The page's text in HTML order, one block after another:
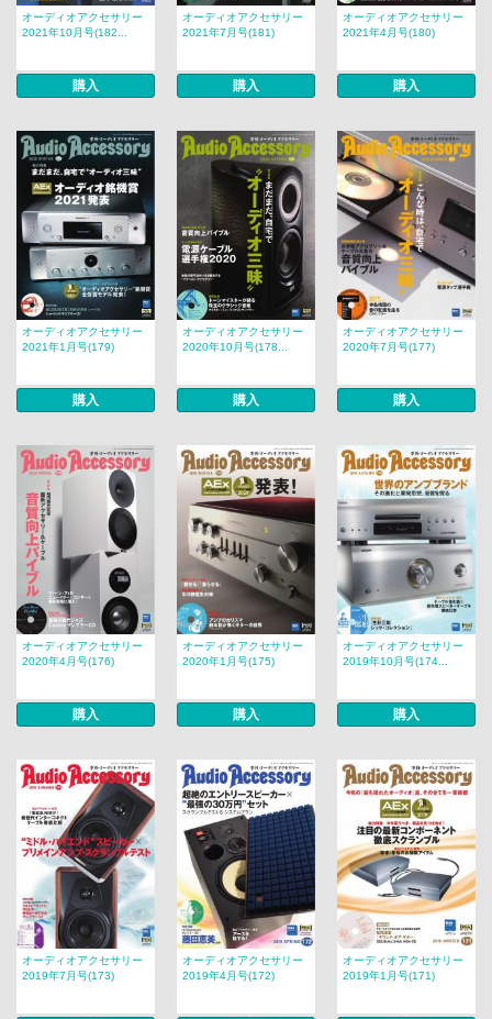
オーディオアクセサリー
2021年10月号(182...
購入
オーディオアクセサリー
2021年7月号(181)
購入
オーディオアクセサリー
2021年4月号(180)
購入
オーディオアクセサリー
2021年1月号(179)
購入
オーディオアクセサリー
2020年10月号(178...
購入
オーディオアクセサリー
2020年7月号(177)
購入
オーディオアクセサリー
2020年4月号(176)
購入
オーディオアクセサリー
2020年1月号(175)
購入
オーディオアクセサリー
2019年10月号(174...
購入
オーディオアクセサリー
2019年7月号(173)
オーディオアクセサリー
2019年4月号(172)
オーディオアクセサリー
2019年1月号(171)